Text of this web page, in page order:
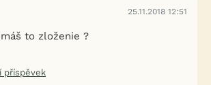
25.11.2018 12:51
to zloženie ?
příspěvek